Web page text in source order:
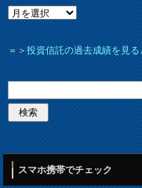
＝＞投資信託の過去成績を見
スマホ携帯でチェック